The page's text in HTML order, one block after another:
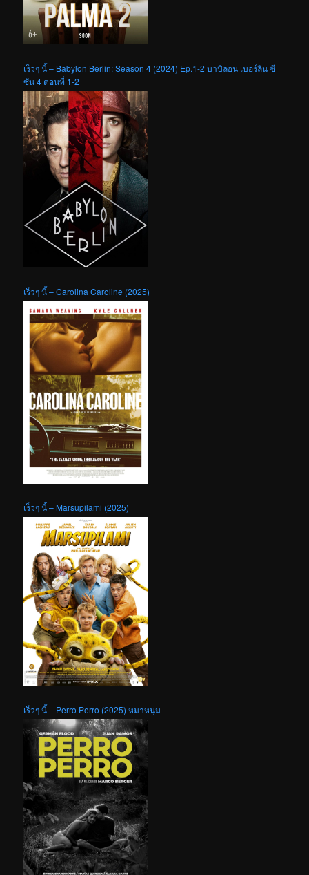
เร็วๆ นี้ – Babylon Berlin: Season 4 (2024) Ep.1-2 บาบิลอน เบอร์ลิน ซี
ซัน 4 ตอนที่ 1-2
เร็วๆ นี้ – Carolina Caroline (2025)
เร็วๆ นี้ – Marsupilami (2025)
เร็วๆ นี้ – Perro Perro (2025) หมาหนุ่ม